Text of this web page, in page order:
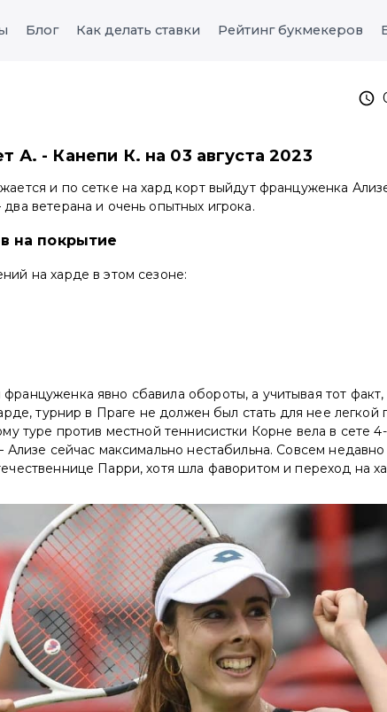
Блог Как делать ставки Рейтинг букмекеров
А. - Канепи К. на 03 августа 2023
и по сетке на хард корт выйдут француженка
ветерана и очень опытных игрока.
на покрытие
на харде в этом сезоне:
явно сбавила обороты, а учитывая тот факт,
турнир в Праге не должен был стать для нее легкой
туре против местной теннисистки Корне вела в сете
Ализе сейчас максимально нестабильна. Совсем
Парри, хотя шла фаворитом и переход на